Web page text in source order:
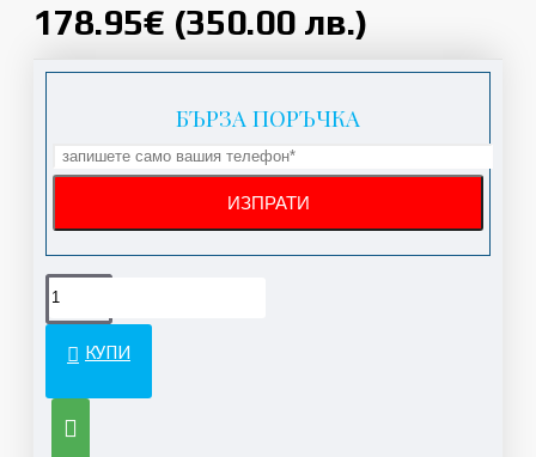
178.95€ (350.00 лв.)
БЪРЗА ПОРЪЧКА
КУПИ